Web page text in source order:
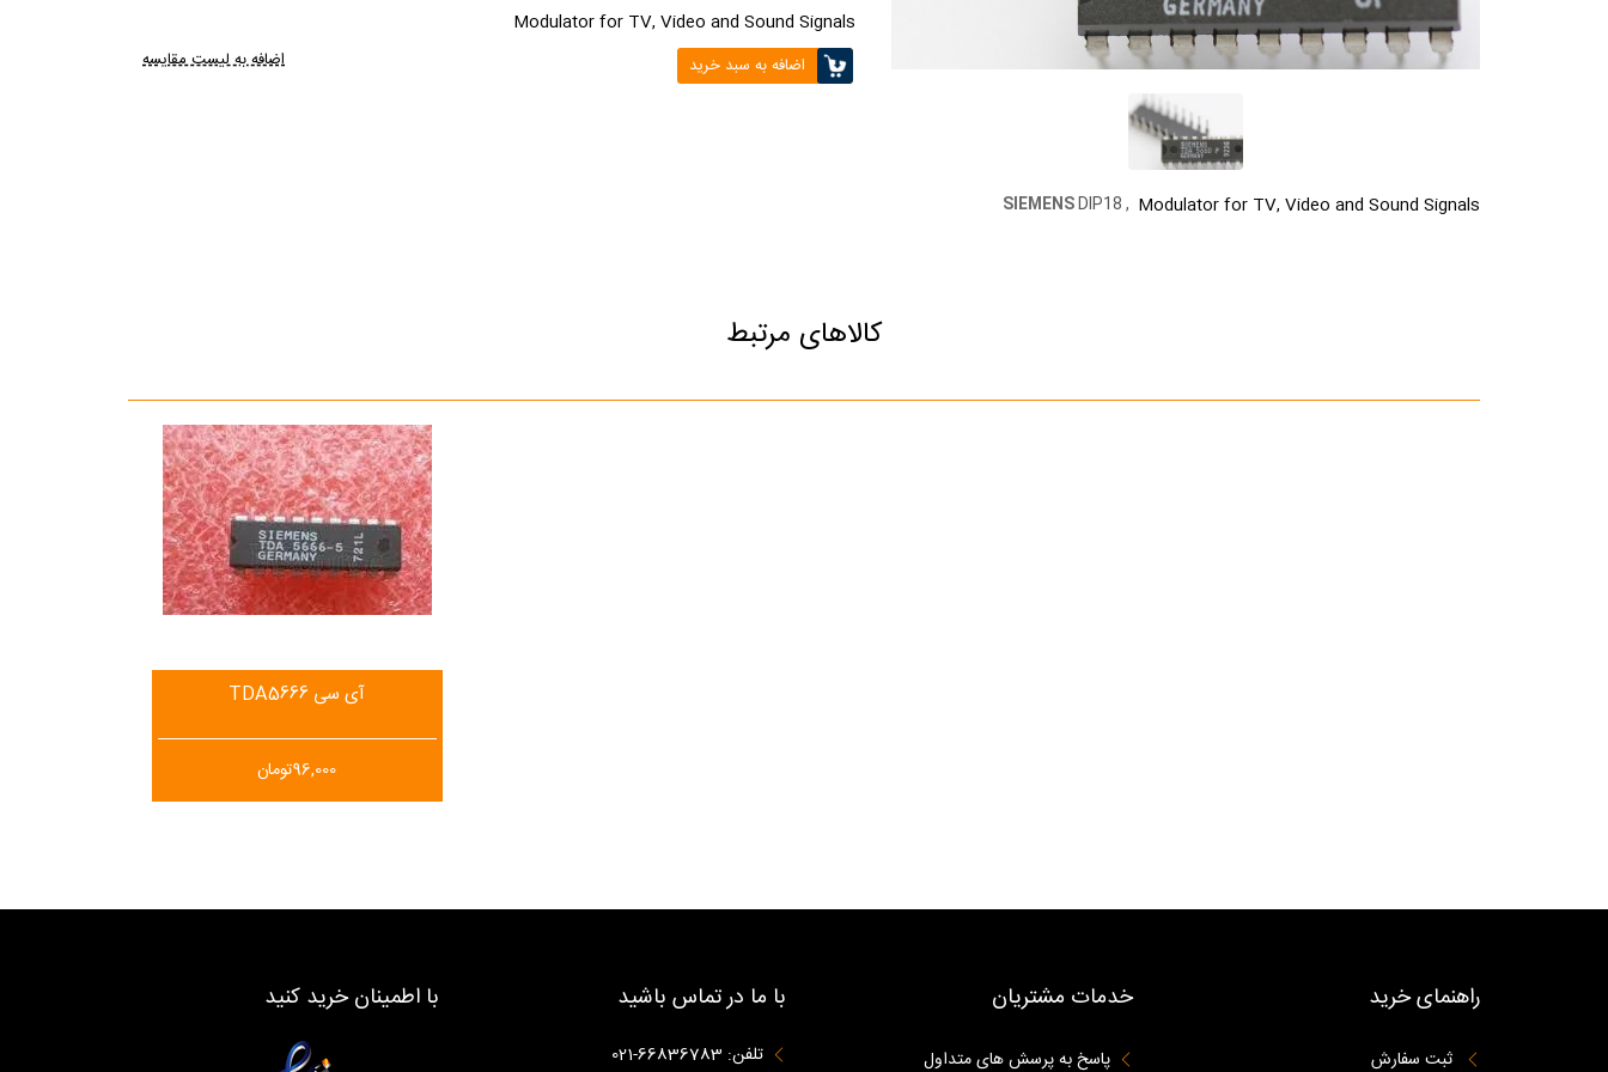
Modulator for TV, Video and Sound Signals
اضافه به سبد خرید اضافه به لیست مقایسه
SIEMENSDIP18 , Modulator for TV, Video and Sound Signals
کالاهای مرتبط
آی سی TDA5666
96,000تومان
راهنمای خرید
ثبت سفارش
خدمات مشتریان
پاسخ به پرسش های متداول
با ما در تماس باشید
تلفن: 66836783-021
با اطمینان خرید کنید